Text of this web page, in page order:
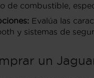
de combustible,
Evalúa las
y sistemas de
un